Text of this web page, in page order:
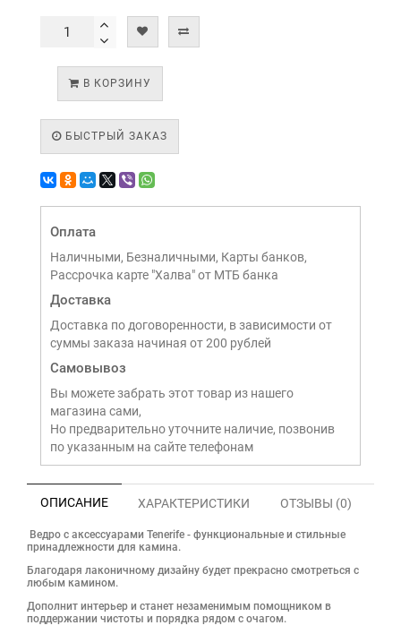
В КОРЗИНУ
БЫСТРЫЙ ЗАКАЗ
Оплата
Наличными, Безналичными, Карты банков,
Рассрочка карте "Халва" от МТБ банка
Доставка
Доставка по договоренности, в зависимости от
суммы заказа начиная от 200 рублей
Самовывоз
Вы можете забрать этот товар из нашего
магазина сами,
Но предварительно уточните наличие, позвонив
по указанным на сайте телефонам
ОПИСАНИЕ ХАРАКТЕРИСТИКИ ОТЗЫВЫ (0)
Ведро с аксессуарами Tenerife - функциональные и стильные
принадлежности для камина.
Благодаря лаконичному дизайну будет прекрасно смотреться с
любым камином.
Дополнит интерьер и станет незаменимым помощником в
поддержании чистоты и порядка рядом с очагом.